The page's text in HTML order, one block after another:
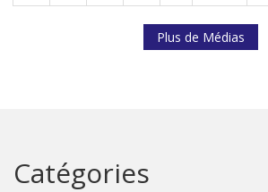
Plus de Médias
Catégories